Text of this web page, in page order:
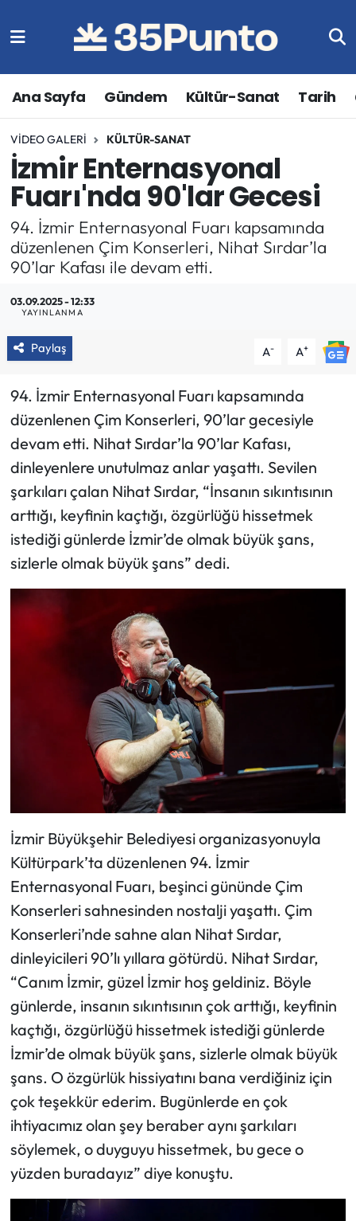
Ana Sayfa Gündem Kültür-Sanat Tarih
VIDEO GALERI KÜLTÜR-SANAT
İzmir Enternasyonal
Fuarı'nda 90'lar Gecesi
94. İzmir Enternasyonal Fuarı kapsamında
düzenlenen Çim Konserleri, Nihat Sırdar’la
90’lar Kafası ile devam etti.
03.09.2025 - 12:33
YAYINLANMA
Paylaş A- A+
94. İzmir Enternasyonal Fuarı kapsamında
düzenlenen Çim Konserleri, 90’lar gecesiyle
devam etti. Nihat Sırdar’la 90’lar Kafası,
dinleyenlere unutulmaz anlar yaşattı. Sevilen
şarkıları çalan Nihat Sırdar, “İnsanın sıkıntısının
arttığı, keyfinin kaçtığı, özgürlüğü hissetmek
istediği günlerde İzmir’de olmak büyük şans,
sizlerle olmak büyük şans” dedi.
İzmir Büyükşehir Belediyesi organizasyonuyla
Kültürpark’ta düzenlenen 94. İzmir
Enternasyonal Fuarı, beşinci gününde Çim
Konserleri sahnesinden nostalji yaşattı. Çim
Konserleri’nde sahne alan Nihat Sırdar,
dinleyicileri 90’lı yıllara götürdü. Nihat Sırdar,
“Canım İzmir, güzel İzmir hoş geldiniz. Böyle
günlerde, insanın sıkıntısının çok arttığı, keyfinin
kaçtığı, özgürlüğü hissetmek istediği günlerde
İzmir’de olmak büyük şans, sizlerle olmak büyük
şans. O özgürlük hissiyatını bana verdiğiniz için
çok teşekkür ederim. Bugünlerde en çok
ihtiyacımız olan şey beraber aynı şarkıları
söylemek, o duyguyu hissetmek, bu gece o
yüzden buradayız” diye konuştu.